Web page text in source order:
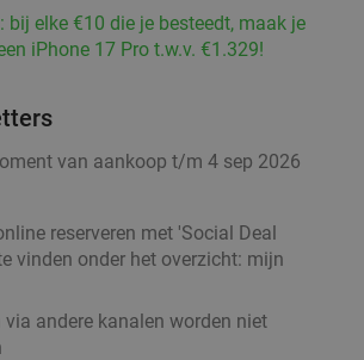
Wo Do
Vr
€14,95
50%
56 of 80 stuks) voor afhaal bij Uchi
Amersfoort
bij elke €10 die je besteedt, maak je
iPhone 17 Pro t.w.v. €1.329!
van aankoop t/m 4 sep 2026
reserveren met 'Social Deal
vinden onder het overzicht: mijn
via andere kanalen worden niet